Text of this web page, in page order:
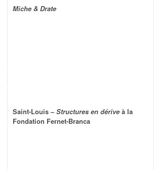
Miche & Drate
Saint-Louis –Structures en dérive à la
Fondation Fernet-Branca